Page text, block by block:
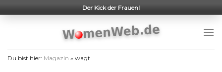
to
Der Kick der Frauen!
Du bist hier: Magazin » wagt